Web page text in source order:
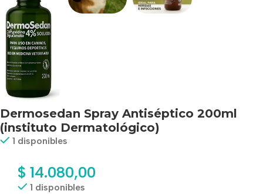
Dermosedan Spray Antiséptico 200ml
(instituto Dermatológico)
1 disponibles
$ 14.080,00
1 disponibles